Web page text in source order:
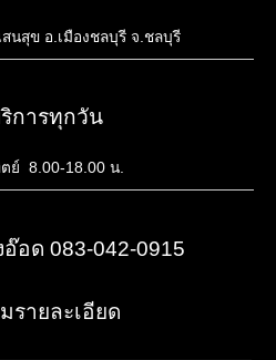
สุข อ.เมืองชลบุรี จ.ชลบุรี
การทุกวัน
ย์ 8.00-18.00 น.
อด 083-042-0915
รายละเอียด